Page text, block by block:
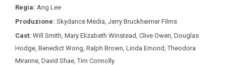
Regia: Ang Lee
Produzione: Skydance Media Jerry Bruckheimer Films
Cast: Will Smith Mary Elizabeth Winstead Clive Owen Douglas
Hodge Benedict Wong Ralph Brown Linda Emond ,Theodora
Miranne David Shae ,Tim Connolly